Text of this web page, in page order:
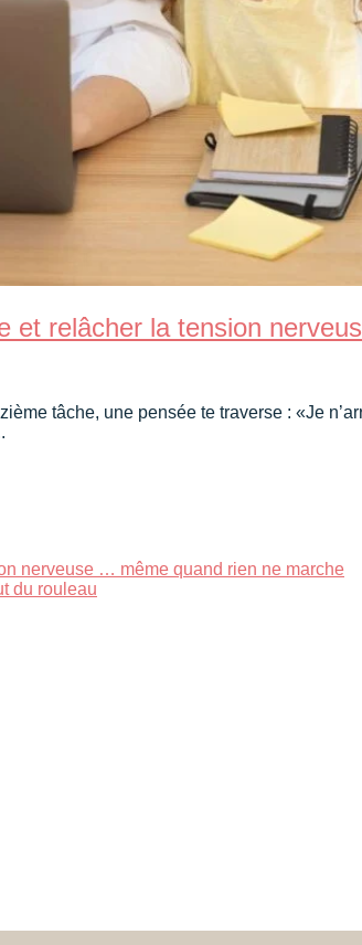
et relâcher la tension
tâche, une pensée te traverse : «Je
nerveuse … même quand rien ne marche
du rouleau